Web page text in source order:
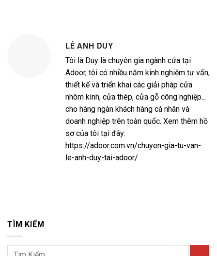
LÊ ANH DUY
Tôi là Duy là chuyên gia ngành cửa tại
Adoor, tôi có nhiều năm kinh nghiệm tư vấn,
thiết kế và triển khai các giải pháp cửa
nhôm kính, cửa thép, cửa gỗ công nghiệp...
cho hàng ngàn khách hàng cá nhân và
doanh nghiệp trên toàn quốc. Xem thêm hồ
sơ của tôi tại đây:
https://adoor.com.vn/chuyen-gia-tu-van-
le-anh-duy-tai-adoor/
TÌM KIẾM